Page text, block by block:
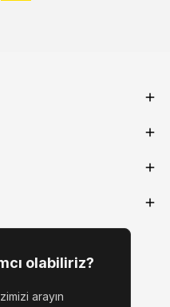
olabiliriz?
arayın